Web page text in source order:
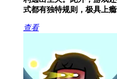
式都有独特规则，极具上瘾
查看